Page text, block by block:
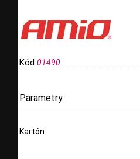
Kód 01490
Parametry
Kartón